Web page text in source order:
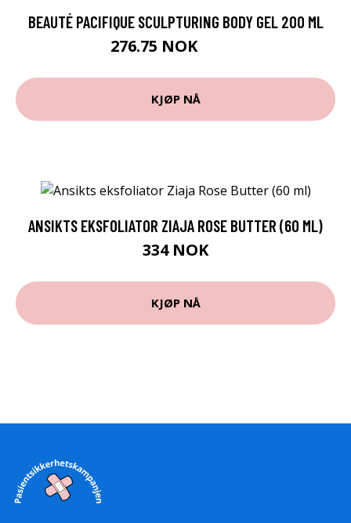
BEAUTÉ PACIFIQUE SCULPTURING BODY GEL 200 ML
276.75 NOK
KJØP NÅ
ANSIKTS EKSFOLIATOR ZIAJA ROSE BUTTER (60 ML)
334 NOK
KJØP NÅ